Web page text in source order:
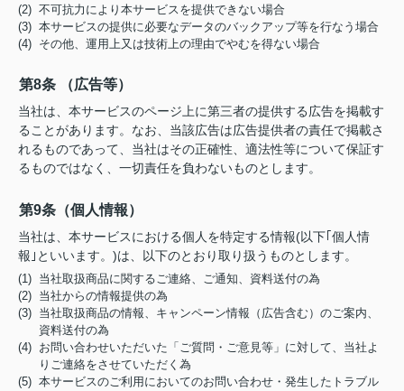
(2) 不可抗力により本サービスを提供できない場合
(3) 本サービスの提供に必要なデータのバックアップ等を行なう場合
(4) その他、運用上又は技術上の理由でやむを得ない場合
第8条 （広告等）
当社は、本サービスのページ上に第三者の提供する広告を掲載す
ることがあります。なお、当該広告は広告提供者の責任で掲載さ
れるものであって、当社はその正確性、適法性等について保証す
るものではなく、一切責任を負わないものとします。
第9条（個人情報）
当社は、本サービスにおける個人を特定する情報(以下｢個人情
報｣といいます。)は、以下のとおり取り扱うものとします。
(1) 当社取扱商品に関するご連絡、ご通知、資料送付の為
(2) 当社からの情報提供の為
(3) 当社取扱商品の情報、キャンペーン情報（広告含む）のご案内、
資料送付の為
(4) お問い合わせいただいた「ご質問・ご意見等」に対して、当社よ
りご連絡をさせていただく為
(5) 本サービスのご利用においてのお問い合わせ・発生したトラブル